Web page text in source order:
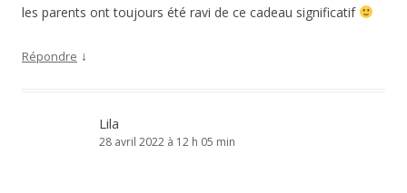
les parents ont toujours été ravi de ce cadeau significatif
Répondre ↓
Lila
28 avril 2022 à 12 h 05 min